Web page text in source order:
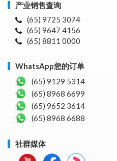
产业销售查询
(65) 9725 3074
(65) 9647 4156
(65) 8811 0000
WhatsApp您的订单
(65) 9129 5314
(65) 8968 6699
(65) 9652 3614
(65) 8968 6688
社群媒体